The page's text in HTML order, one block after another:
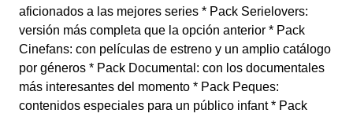
aficionados a las mejores series * Pack Serielovers:
versión más completa que la opción anterior * Pack
Cinefans: con películas de estreno y un amplio catálogo
por géneros * Pack Documental: con los documentales
más interesantes del momento * Pack Peques:
contenidos especiales para un público infant * Pack